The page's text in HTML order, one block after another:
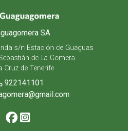
SA
s/n Estación de Guaguas
de La Gomera
Cruz de Tenerife
922141101